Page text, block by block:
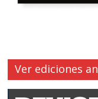
Ver ediciones